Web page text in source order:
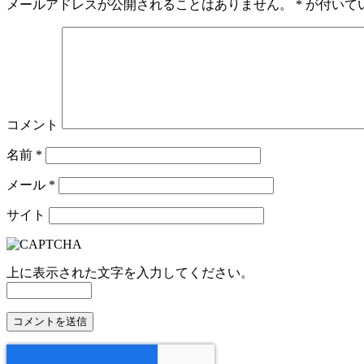
メールアドレスが公開されることはありません。 * が付いて
コメント
名前 *
メール *
サイト
上に表示された文字を入力してください。